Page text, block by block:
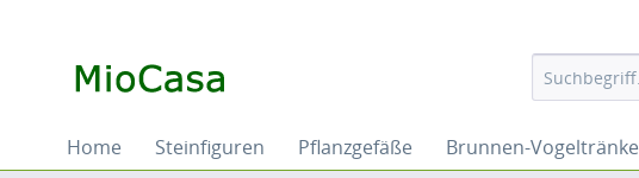
Home Steinfiguren Pflanzgefäße Brunnen-Vogeltränke